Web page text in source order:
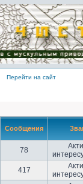
Перейти на сайт
Сообщения
78
417